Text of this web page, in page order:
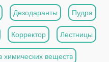
Дезодаранты Пудра
Корректор Лестницы
химических веществ